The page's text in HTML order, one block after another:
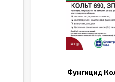
Фунгицид